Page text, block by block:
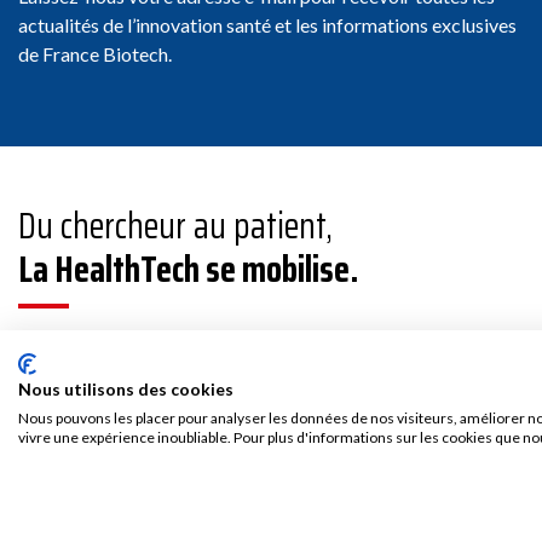
actualités de l’innovation santé et les informations exclusives
de France Biotech.
Du chercheur au patient,
La HealthTech se mobilise.
indépendante qui fédère les entrepreneurs de
l’innovation dans la santé et leurs partenaires experts.
Animateur de l’écosystème de l’innovation en santé et
Nous utilisons des cookies
Nous pouvons les placer pour analyser les données de nos visiteurs, améliorer
vivre une expérience inoubliable. Pour plus d'informations sur les cookies que